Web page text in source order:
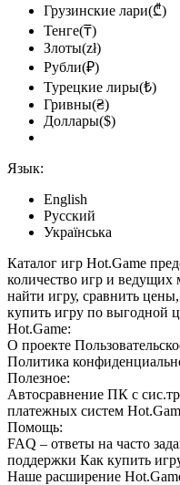
Грузинские лари(₾)
Тенге(₸)
Злоты(zł)
Рубли(₽)
Турецкие лиры(₺)
Гривны(₴)
Доллары($)
Язык:
English
Русский
Українська
Каталог игр Hot.Game
количество игр и ведущих
найти игру, сравнить
купить игру по выгодной
Hot.Game:
О проекте
Политика
Полезное:
Автосравнение ПК с
платежных систем
Помощь:
FAQ – ответы на часто
поддержки Как купить
Наше расширение